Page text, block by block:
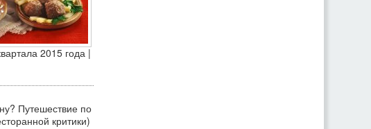
2015 года |
Путешествие по
критики)